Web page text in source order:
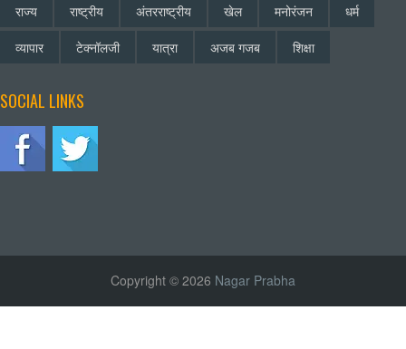
राज्य राष्ट्रीय अंतरराष्ट्रीय खेल मनोरंजन
धर्म
व्यापार
टेक्नॉलजी यात्रा अजब गजब शिक्षा
SOCIAL LINKS
Copyright © 2026 Nagar Prabha